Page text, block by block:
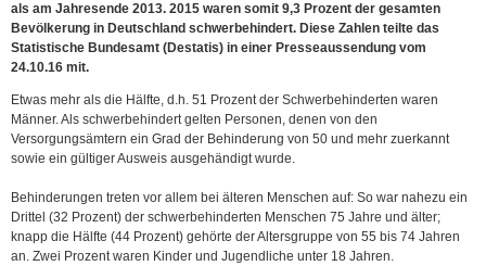
als am Jahresende 2013. 2015 waren somit 9,3 Prozent der gesamten
Bevölkerung in Deutschland schwerbehindert. Diese Zahlen teilte das
Statistische Bundesamt (Destatis) in einer Presseaussendung vom
24.10.16 mit.
Etwas mehr als die Hälfte, d.h. 51 Prozent der Schwerbehinderten waren
Männer. Als schwerbehindert gelten Personen, denen von den
Versorgungsämtern ein Grad der Behinderung von 50 und mehr zuerkannt
sowie ein gültiger Ausweis ausgehändigt wurde.
Behinderungen treten vor allem bei älteren Menschen auf: So war nahezu ein
Drittel (32 Prozent) der schwerbehinderten Menschen 75 Jahre und älter;
knapp die Hälfte (44 Prozent) gehörte der Altersgruppe von 55 bis 74 Jahren
an. Zwei Prozent waren Kinder und Jugendliche unter 18 Jahren.